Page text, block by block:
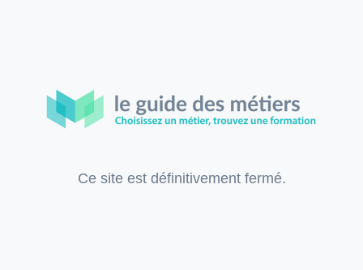
Ce site est définitivement fermé.